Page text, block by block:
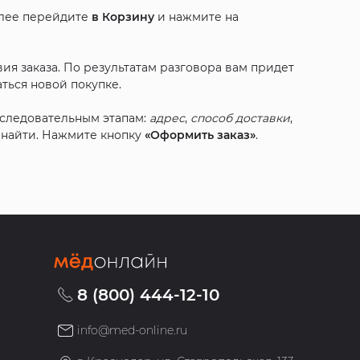
перейдите в Корзину и нажмите на
заказа. По результатам разговора вам придет
новой покупке.
этапам: адрес, способ доставки,
найти. Нажмите кнопку«Оформить заказ».
8 (800) 444-12-10
info@med-online.ru